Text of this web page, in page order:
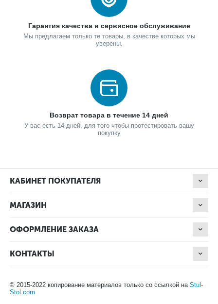
Гарантия качества и сервисное обслуживание
Мы предлагаем только те товары, в качестве которых мы
уверены.
Возврат товара в течение 14 дней
У вас есть 14 дней, для того чтобы протестировать вашу
покупку
КАБИНЕТ ПОКУПАТЕЛЯ
МАГАЗИН
ОФОРМЛЕНИЕ ЗАКАЗА
КОНТАКТЫ
© 2015-2022 копирование материалов только со ссылкой на Stul-
Stol.com